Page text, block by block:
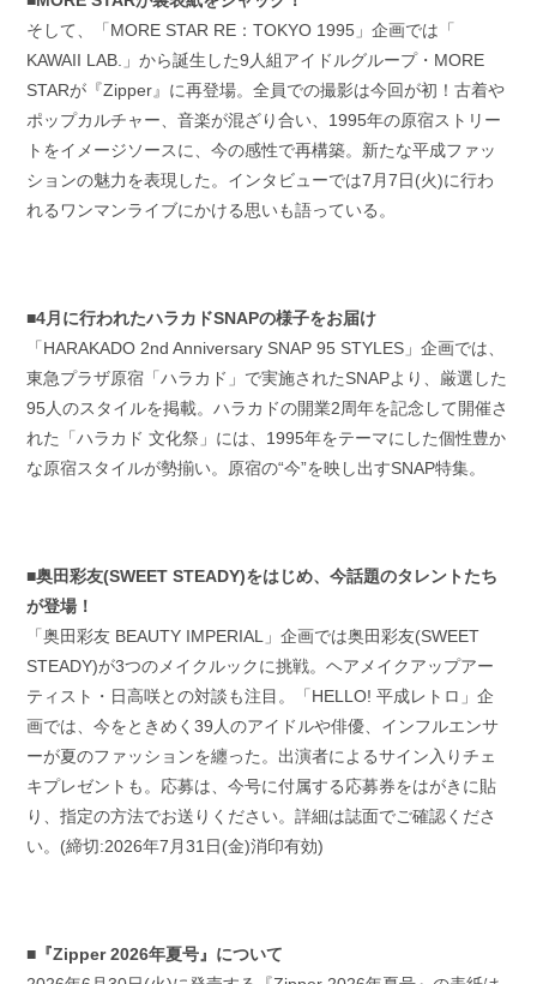
そして、「MORE STAR RE：TOKYO 1995」企画では「
KAWAII LAB.」から誕生した9人組アイドルグループ・MORE
STARが『Zipper』に再登場。全員での撮影は今回が初！古着や
ポップカルチャー、音楽が混ざり合い、1995年の原宿ストリー
トをイメージソースに、今の感性で再構築。新たな平成ファッ
ションの魅力を表現した。インタビューでは7月7日(火)に行わ
れるワンマンライブにかける思いも語っている。
■4月に行われたハラカドSNAPの様子をお届け
「HARAKADO 2nd Anniversary SNAP 95 STYLES」企画では、
東急プラザ原宿「ハラカド」で実施されたSNAPより、厳選した
95人のスタイルを掲載。ハラカドの開業2周年を記念して開催さ
れた「ハラカド 文化祭」には、1995年をテーマにした個性豊か
な原宿スタイルが勢揃い。原宿の“今”を映し出すSNAP特集。
■奥田彩友(SWEET STEADY)をはじめ、今話題のタレントたち
が登場！
「奥田彩友 BEAUTY IMPERIAL」企画では奥田彩友(SWEET
STEADY)が3つのメイクルックに挑戦。ヘアメイクアップアー
ティスト・日高咲との対談も注目。「HELLO! 平成レトロ」企
画では、今をときめく39人のアイドルや俳優、インフルエンサ
ーが夏のファッションを纏った。出演者によるサイン入りチェ
キプレゼントも。応募は、今号に付属する応募券をはがきに貼
り、指定の方法でお送りください。詳細は誌面でご確認くださ
い。(締切:2026年7月31日(金)消印有効)
■『Zipper 2026年夏号』について